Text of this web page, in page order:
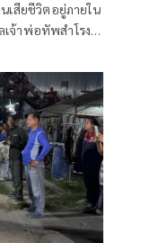
เสียชีวิตอยู่ภายใน
จ้าพ่อทัพสำโรง
น้าที่กู้ภัยป่อเต็กตึ๊ง